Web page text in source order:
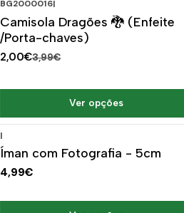
-50%DESCONTO
BG2000016|
Camisola Dragões 🐉 (Enfeite
/Porta-chaves)
2,00€3,99€
Ver opções
|
Íman com Fotografia - 5cm
4,99€